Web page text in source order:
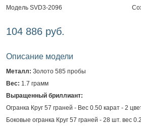
Модель SVD3-2096
104 886 руб.
Описание модели
Металл: Золото 585 пробы
Вес: 1.7 грамм
Выращенный бриллиант:
Огранка Круг 57 граней - Вес 0.50 карат - 2
Боковые огранка Круг 57 граней - 28 шт. вес